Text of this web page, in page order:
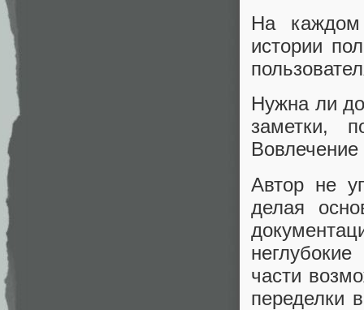
На каждом
истории
Нужна ли
заметки,
Автор не
делая
части
переделки